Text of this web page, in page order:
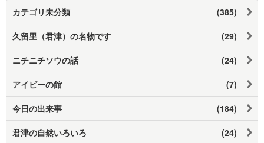
カテゴリ未分類 (385)
久留里（君津）の名物です (29)
ニチニチソウの話 (24)
アイビーの館 (7)
今日の出来事 (184)
君津の自然いろいろ (24)